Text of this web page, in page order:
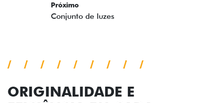
Próximo
Conjunto de luzes
ORIGINALIDADE E